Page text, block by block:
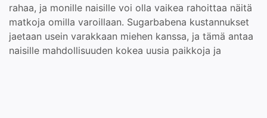
rahaa, ja monille naisille voi olla vaikea rahoittaa näitä
matkoja omilla varoillaan. Sugarbabena kustannukset
jaetaan usein varakkaan miehen kanssa, ja tämä antaa
naisille mahdollisuuden kokea uusia paikkoja ja